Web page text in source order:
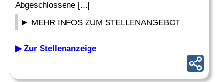
Abgeschlossene [...]
MEHR INFOS ZUM STELLENANGEBOT
▶ Zur Stellenanzeige